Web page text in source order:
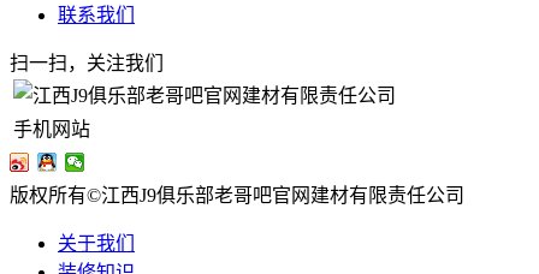
联系我们
扫一扫，关注我们
手机网站
版权所有©江西J9俱乐部老哥吧官网建材有限责任公司
关于我们